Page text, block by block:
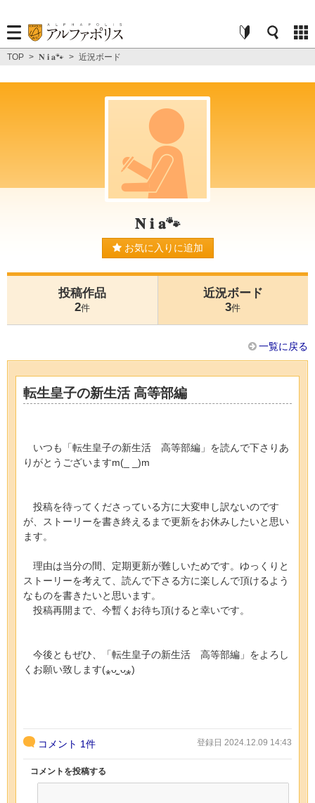
TOP > 𝐍 𝐢 𝐚🐾 > 近況ボード
𝐍 𝐢 𝐚🐾
お気に入りに追加
投稿作品
2件
近況ボード
3件
一覧に戻る
転生皇子の新生活 高等部編
いつも「転生皇子の新生活 高等部編」を読んで下さりあ
りがとうございますm(_ _)m
投稿を待ってくださっている方に大変申し訳ないのです
が、ストーリーを書き終えるまで更新をお休みしたいと思い
ます。
理由は当分の間、定期更新が難しいためです。ゆっくりと
ストーリーを考えて、読んで下さる方に楽しんで頂けるよう
なものを書きたいと思います。
投稿再開まで、今暫くお待ち頂けると幸いです。
今後ともぜひ、「転生皇子の新生活 高等部編」をよろし
くお願い致します(⁎ᴗ͈ˬᴗ͈⁎)
コメント 1件 登録日 2024.12.09 14:43
コメントを投稿する